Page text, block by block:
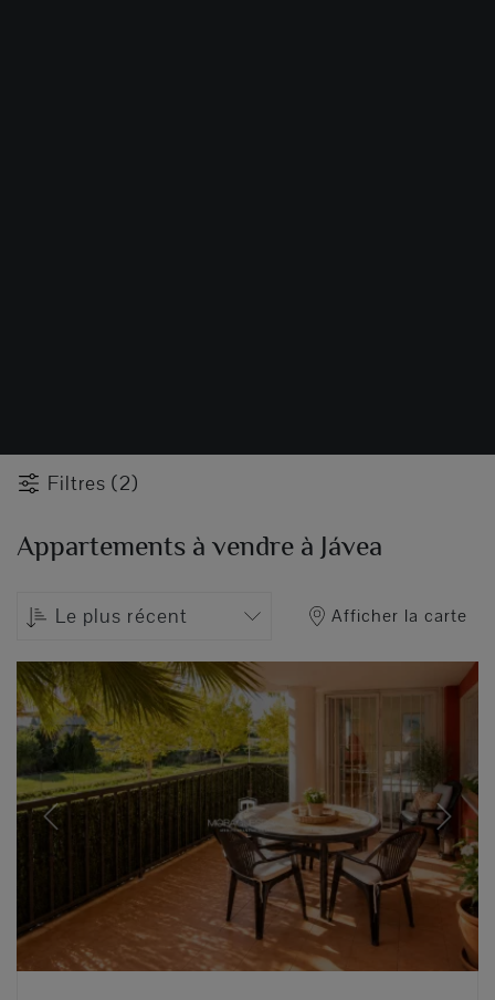
Filtres (2)
Appartements à vendre à Jávea
Le plus récent Afficher la carte
Previous Next